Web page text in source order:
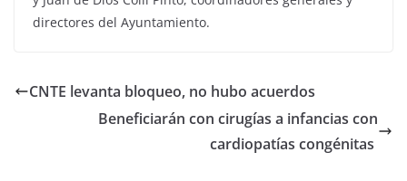
directores del Ayuntamiento.
CNTE levanta bloqueo, no hubo acuerdos
Beneficiarán con cirugías a infancias con
cardiopatías congénitas